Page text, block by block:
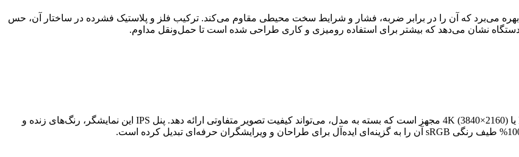
لپ‌تاپ Precision 7520 از بدنه‌ای مقاوم با استاندارد نظامی MIL-STD 810G بهره می‌برد که آن را در برابر ضربه، فشار و شرایط سخت محیطی مقاوم می‌کند. ترکیب فلز و پلاستیک فشرده در ساختار آن، حس
Precision 7520 به یک نمایشگر 15.6 اینچی با رزولوشن Full HD (1920×1080) یا 4K (3840×2160) مجهز است که بسته به مدل، می‌تواند کیفیت تصویر متفاوتی ارائه دهد. پنل IPS این نمایشگر، رنگ‌های زنده و